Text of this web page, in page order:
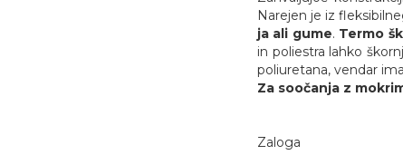
Narejen je iz
ja ali gume. Termo
in poliestra lahko
poliuretana, vendar
Za soočanja z
Zaloga